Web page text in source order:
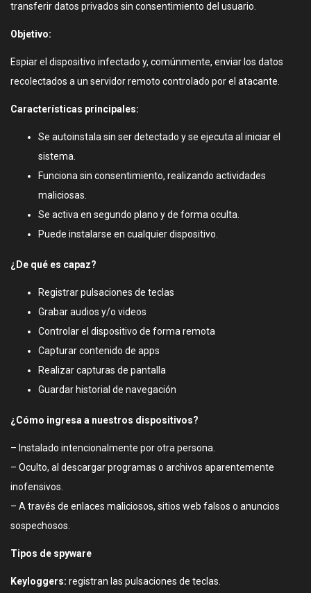
transferir datos privados sin consentimiento del usuario.
Objetivo:
Espiar el dispositivo infectado y, comúnmente, enviar los datos
recolectados a un servidor remoto controlado por el atacante.
Características principales:
Se autoinstala sin ser detectado y se ejecuta al iniciar el
sistema.
Funciona sin consentimiento, realizando actividades
maliciosas.
Se activa en segundo plano y de forma oculta.
Puede instalarse en cualquier dispositivo.
¿De qué es capaz?
Registrar pulsaciones de teclas
Grabar audios y/o videos
Controlar el dispositivo de forma remota
Capturar contenido de apps
Realizar capturas de pantalla
Guardar historial de navegación
¿Cómo ingresa a nuestros dispositivos?
– Instalado intencionalmente por otra persona.
– Oculto, al descargar programas o archivos aparentemente
inofensivos.
– A través de enlaces maliciosos, sitios web falsos o anuncios
sospechosos.
Tipos de spyware
Keyloggers: registran las pulsaciones de teclas.